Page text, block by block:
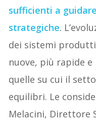
sufficienti a
strategiche.
dei sistemi
nuove, più rapide
quelle su cui il
equilibri. Le
Melacini, Direttore